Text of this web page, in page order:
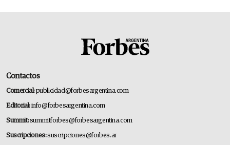
Contactos
Comercial:publicidad@forbesargentina.com
Editorial:info@forbesargentina.com
Summit:summitforbes@forbesargentina.com
Suscripciones:suscripciones@forbes.ar